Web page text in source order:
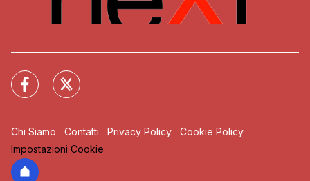
Chi Siamo Contatti Privacy Policy
Cookie Policy
Impostazioni Cookie